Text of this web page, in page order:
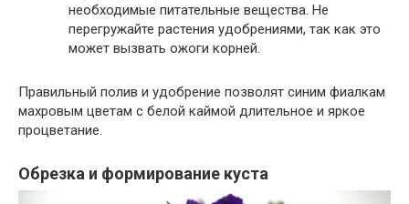
необходимые питательные вещества. Не
перегружайте растения удобрениями, так как это
может вызвать ожоги корней.
Правильный полив и удобрение позволят синим фиалкам
махровым цветам с белой каймой длительное и яркое
процветание.
Обрезка и формирование куста